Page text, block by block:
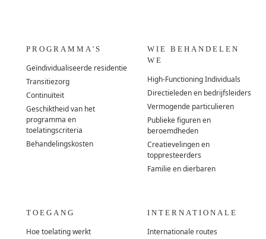
PROGRAMMA'S
Geïndividualiseerde residentie
Transitiezorg
Continuïteit
Geschiktheid van het
programma en
toelatingscriteria
Behandelingskosten
WIE BEHANDELEN
WE
High-Functioning Individuals
Directieleden en bedrijfsleiders
Vermogende particulieren
Publieke figuren en
beroemdheden
Creatievelingen en
toppresteerders
Familie en dierbaren
TOEGANG
Hoe toelating werkt
INTERNATIONALE
Internationale routes